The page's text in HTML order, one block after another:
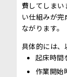
費してしま
い仕組みが
ながります。
具体的には、
起床時間
作業開始